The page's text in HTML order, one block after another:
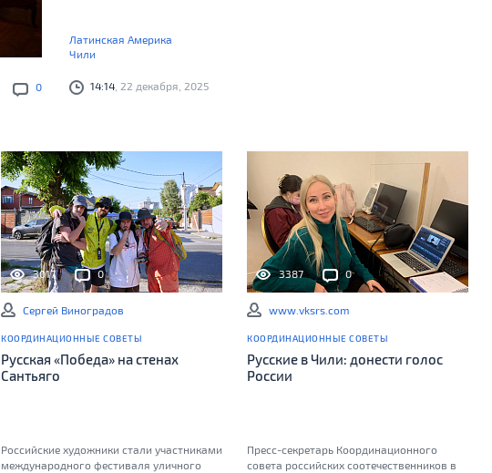
0
Латинская Америка
Чили
14:14 , 22 декабря, 2025
3017 0
Сергей Виноградов
КООРДИНАЦИОННЫЕ СОВЕТЫ
Русская «Победа» на стенах
Сантьяго
Российские художники стали участниками
международного фестиваля уличного
3387 0
www.vksrs.com
КООРДИНАЦИОННЫЕ СОВЕТЫ
Русские в Чили: донести голос
России
Пресс-секретарь Координационного
совета российских соотечественников в